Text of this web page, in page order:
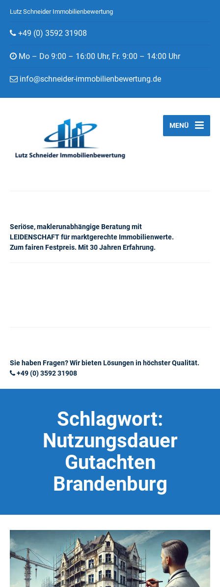
Lutz Schneider Immobilienbewertung
+49 (0) 3592 31908
Mo – Do 9:00 – 16:00 Uhr, Fr. 9:00 – 14:00 Uhr
info@schneider-immobilienbewertung.de
Seriöse, maklerunabhängige Beratung mit
LEIDENSCHAFT für marktgerechte Immobilienwerte.
Zum fairen Festpreis. Mit 30 Jahren Erfahrung.
MENÜ
Sie haben Fragen? Wir bieten Lösungen in höchster Qualität.
+49 (0) 3592 31908
Schlagwort:
Nutzungsdauer
Gutachten
Brandenburg